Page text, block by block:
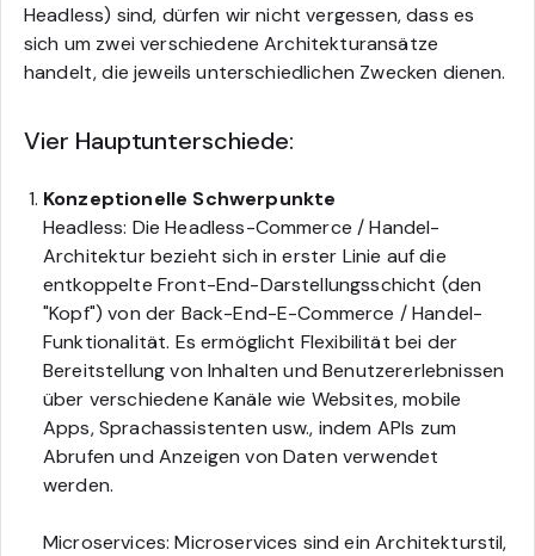
Headless) sind, dürfen wir nicht vergessen, dass es
sich um zwei verschiedene Architekturansätze
handelt, die jeweils unterschiedlichen Zwecken dienen.
Vier Hauptunterschiede:
Konzeptionelle Schwerpunkte
Headless: Die Headless-Commerce / Handel-
Architektur bezieht sich in erster Linie auf die
entkoppelte Front-End-Darstellungsschicht (den
"Kopf") von der Back-End-E-Commerce / Handel-
Funktionalität. Es ermöglicht Flexibilität bei der
Bereitstellung von Inhalten und Benutzererlebnissen
über verschiedene Kanäle wie Websites, mobile
Apps, Sprachassistenten usw., indem APIs zum
Abrufen und Anzeigen von Daten verwendet
werden.
Microservices: Microservices sind ein Architekturstil,